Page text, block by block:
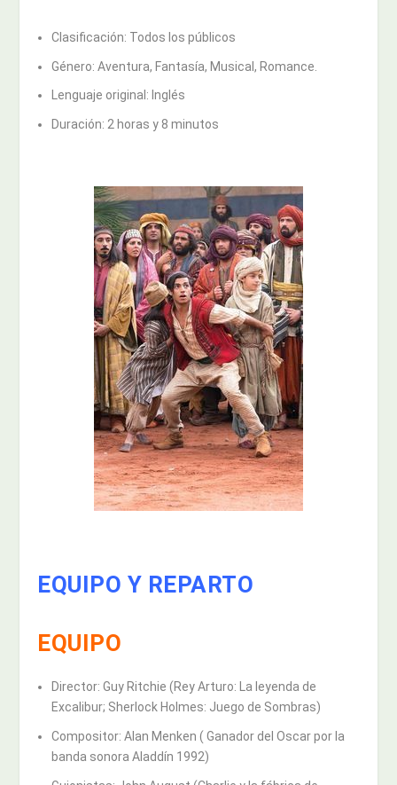
Clasificación: Todos los públicos
Género: Aventura, Fantasía, Musical, Romance.
Lenguaje original: Inglés
Duración: 2 horas y 8 minutos
EQUIPO Y REPARTO
EQUIPO
Director: Guy Ritchie (Rey Arturo: La leyenda de
Excalibur; Sherlock Holmes: Juego de Sombras)
Compositor: Alan Menken ( Ganador del Oscar por la
banda sonora Aladdín 1992)